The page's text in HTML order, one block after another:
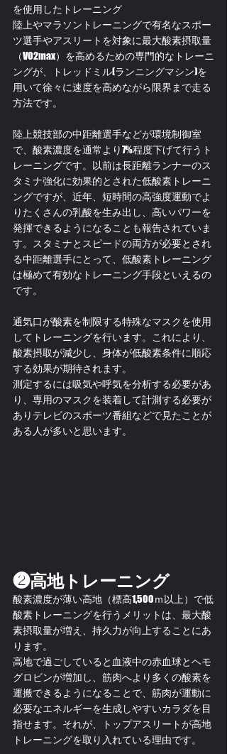
を使用したトレーニング
陸上やマラソントレーニングで有名なスポー
ツ選手やアスリートを対象に最大酸素摂取量
（VO2max）を高めるための専門的なトレーニ
ングが、トレッドミル(ランニングマシン)を
用いて徐々に速度を高めながら限界まで走る
方法です。
陸上競技部の中距離選手などが環境制御室
で、酸素濃度を通常より7%程度下げて行うト
レーニングです。以前は長距離ランナーのス
タミナ強化に効果的とされた低酸素トレーニ
ングですが、近年、短時間の高強度運動でよ
りたくさんの乳酸を生み出し、高いパワーを
発揮できるようになることも報告されていま
す。スタミナとスピードの両方が必要とされ
る中距離選手にとって、低酸素トレーニング
は極めて有効なトレーニング手段といえるの
です。
通気口が酸素を制限する特殊なマスクを使用
してトレーニングを行います。これにより、
酸素摂取が減少し、身体が低酸素条件に順応
する効果が期待されます。
測定するには吸気や呼気を分析する必要があ
り、専用のマスクを装着して計測する必要が
ありテレビのスポーツ番組などで見たことが
ある人が多いと思います。
❷高地トレーニング
酸素濃度が薄い高地（標高1,500ｍ以上）で低
酸素トレーニングを行うメリットは、最大酸
素摂取量が増え、持久力が向上することにあ
ります。
高地で過ごしていると血液中の赤血球とヘモ
グロビンが増加し、筋肉へより多くの酸素を
運搬できるようになることで、筋肉が運動に
必要なエネルギーを生成しやすいカラダを目
指せます。それが、トップアスリートが高地
トレーニングを取り入れている理由です。